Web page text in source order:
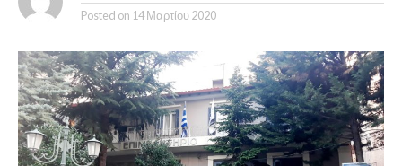
Posted on 14 Μαρτίου 2020